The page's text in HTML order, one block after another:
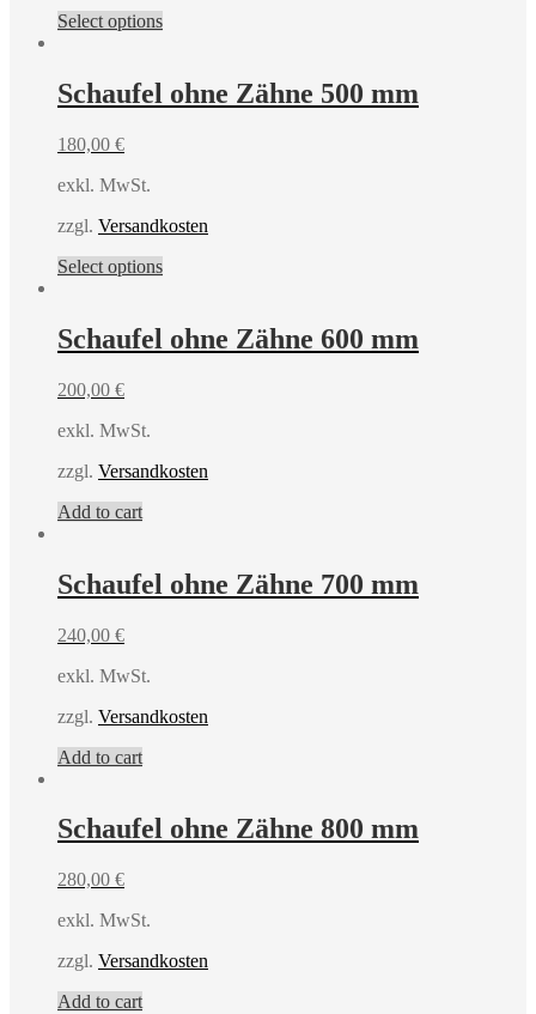
Select options
Schaufel ohne Zähne 500 mm
180,00 €
exkl. MwSt.
zzgl. Versandkosten
Select options
Schaufel ohne Zähne 600 mm
200,00 €
exkl. MwSt.
zzgl. Versandkosten
Add to cart
Schaufel ohne Zähne 700 mm
240,00 €
exkl. MwSt.
zzgl. Versandkosten
Add to cart
Schaufel ohne Zähne 800 mm
280,00 €
exkl. MwSt.
zzgl. Versandkosten
Add to cart